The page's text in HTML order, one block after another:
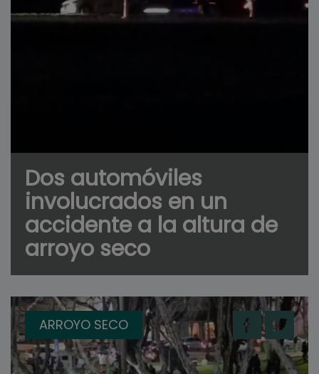
Dos automóviles
involucrados en un
accidente a la altura de
arroyo seco
ARROYO SECO